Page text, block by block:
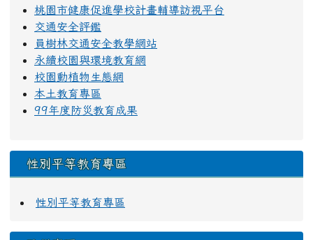
桃園市健康促進學校計畫輔導訪視平台
交通安全評鑑
員樹林交通安全教學網站
永續校園與環境教育網
校園動植物生態網
本土教育專區
99年度防災教育成果
性別平等教育專區
性別平等教育專區